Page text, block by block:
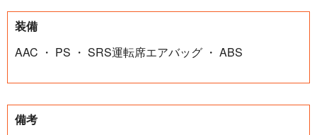
装備
AAC ・ PS ・ SRS運転席エアバッグ ・ ABS
備考